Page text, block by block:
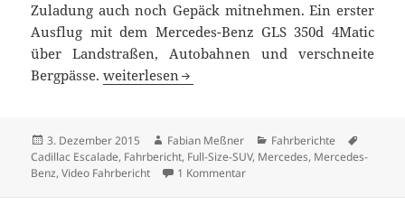
Zuladung auch noch Gepäck mitnehmen. Ein erster
Ausflug mit dem Mercedes-Benz GLS 350d 4Matic
über Landstraßen, Autobahnen und verschneite
Bergpässe.Fettes Teil: Mercedes-Benz GLS 350d 4Matic
weiterlesen
Veröffentlicht
am
3. Dezember 2015 Autor
Fabian Meßner Kategorien
Fahrberichte
Cadillac Escalade, Fahrbericht, Full-Size-SUV, Mercedes, Mercedes-
Benz,Video Fahrbericht 1 Kommentarzu Fettes Teil: Mercedes-Benz